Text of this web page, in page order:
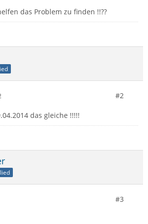
das Problem zu finden !!??
#2
das gleiche !!!!!
#3